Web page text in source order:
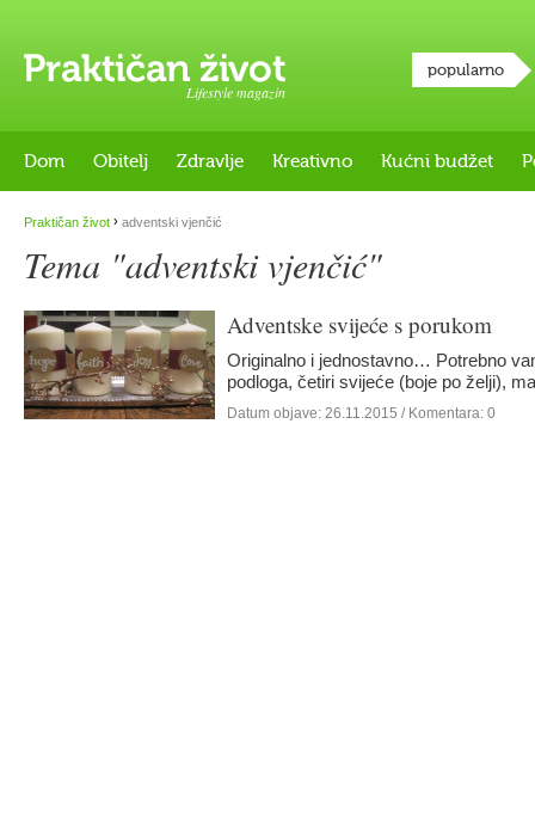
Lifestyle magazin
popularno
Dom Obitelj Zdravlje Kreativno Kućni budžet
Praktičan život › adventski vjenčić
Tema "adventski vjenčić"
Adventske svijeće s porukom
Originalno i jednostavno… Potrebno
podloga, četiri svijeće (boje po želji),
Datum objave: 26.11.2015 / Komentara: 0